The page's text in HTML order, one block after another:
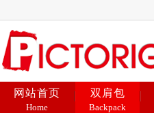
网站首页
Home
双肩包
Backpack